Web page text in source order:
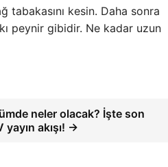
tabakasını kesin. Daha sonra
peynir gibidir. Ne kadar uzun
neler olacak? İşte son
akışı! →